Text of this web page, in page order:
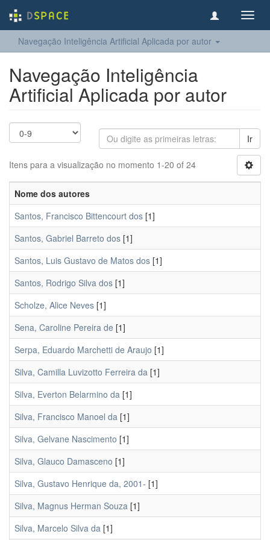
Navegação Inteligência Artificial Aplicada por autor
Navegação Inteligência
Artificial Aplicada por autor
Ir
Itens para a visualização no momento 1-20 of 24
Nome dos autores
Santos, Francisco Bittencourt dos [1]
Santos, Gabriel Barreto dos [1]
Santos, Luis Gustavo de Matos dos [1]
Santos, Rodrigo Silva dos [1]
Scholze, Alice Neves [1]
Sena, Caroline Pereira de [1]
Serpa, Eduardo Marchetti de Araujo [1]
Silva, Camilla Luvizotto Ferreira da [1]
Silva, Everton Belarmino da [1]
Silva, Francisco Manoel da [1]
Silva, Gelvane Nascimento [1]
Silva, Glauco Damasceno [1]
Silva, Gustavo Henrique da, 2001- [1]
Silva, Magnus Herman Souza [1]
Silva, Marcelo Silva da [1]